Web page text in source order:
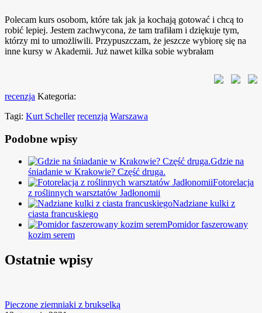
Polecam kurs osobom, które tak jak ja kochają gotować i chcą to
robić lepiej. Jestem zachwycona, że tam trafiłam i dziękuje tym,
którzy mi to umożliwili. Przypuszczam, że jeszcze wybiorę się na
inne kursy w Akademii. Już nawet kilka sobie wybrałam
recenzja Kategoria:
Tagi: Kurt Scheller recenzja Warszawa
Podobne wpisy
Gdzie na
śniadanie w Krakowie? Część druga.
Fotorelacja
z roślinnych warsztatów Jadłonomii
Nadziane kulki z
ciasta francuskiego
Pomidor faszerowany
kozim serem
Ostatnie wpisy
Pieczone ziemniaki z brukselką